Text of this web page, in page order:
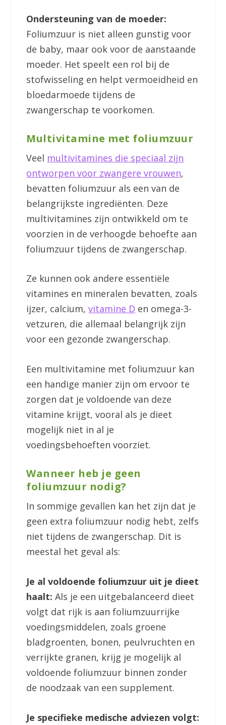
Ondersteuning van de moeder:
Foliumzuur is niet alleen gunstig voor
de baby, maar ook voor de aanstaande
moeder. Het speelt een rol bij de
stofwisseling en helpt vermoeidheid en
bloedarmoede tijdens de
zwangerschap te voorkomen.
Multivitamine met foliumzuur
Veel multivitamines die speciaal zijn
ontworpen voor zwangere vrouwen,
bevatten foliumzuur als een van de
belangrijkste ingrediënten. Deze
multivitamines zijn ontwikkeld om te
voorzien in de verhoogde behoefte aan
foliumzuur tijdens de zwangerschap.
Ze kunnen ook andere essentiële
vitamines en mineralen bevatten, zoals
ijzer, calcium,vitamine D en omega-3-
vetzuren, die allemaal belangrijk zijn
voor een gezonde zwangerschap.
Een multivitamine met foliumzuur kan
een handige manier zijn om ervoor te
zorgen dat je voldoende van deze
vitamine krijgt, vooral als je dieet
mogelijk niet in al je
voedingsbehoeften voorziet.
Wanneer heb je geen
foliumzuur nodig?
In sommige gevallen kan het zijn dat je
geen extra foliumzuur nodig hebt, zelfs
niet tijdens de zwangerschap. Dit is
meestal het geval als:
Je al voldoende foliumzuur uit je dieet
haalt: Als je een uitgebalanceerd dieet
volgt dat rijk is aan foliumzuurrijke
voedingsmiddelen, zoals groene
bladgroenten, bonen, peulvruchten en
verrijkte granen, krijg je mogelijk al
voldoende foliumzuur binnen zonder
de noodzaak van een supplement.
Je specifieke medische adviezen volgt: